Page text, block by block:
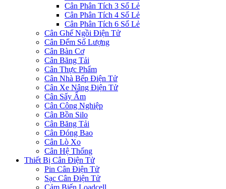
Cân Phân Tích 3 Số Lẻ
Cân Phân Tích 4 Số Lẻ
Cân Phân Tích 6 Số Lẻ
Cân Ghế Ngồi Điện Tử
Cân Đếm Số Lượng
Cân Bàn Cơ
Cân Băng Tải
Cân Thực Phẩm
Cân Nhà Bếp Điện Tử
Cân Xe Nâng Điện Tử
Cân Sấy Ẩm
Cân Công Nghiệp
Cân Bồn Silo
Cân Băng Tải
Cân Đóng Bao
Cân Lò Xo
Cân Hệ Thống
Thiết Bị Cân Điện Tử
Pin Cân Điện Tử
Sạc Cân Điện Tử
Cảm Biến Loadcell